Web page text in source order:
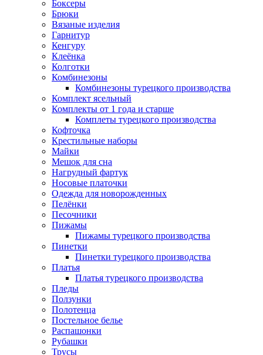
Боксеры
Брюки
Вязаные изделия
Гарнитур
Кенгуру
Клеёнка
Колготки
Комбинезоны
Комбинезоны турецкого производства
Комплект ясельный
Комплекты от 1 года и старше
Комплеты турецкого производства
Кофточка
Крестильные наборы
Майки
Мешок для сна
Нагрудный фартук
Носовые платочки
Одежда для новорожденных
Пелёнки
Песочники
Пижамы
Пижамы турецкого производства
Пинетки
Пинетки турецкого производства
Платья
Платья турецкого производства
Пледы
Ползунки
Полотенца
Постельное белье
Распашонки
Рубашки
Трусы